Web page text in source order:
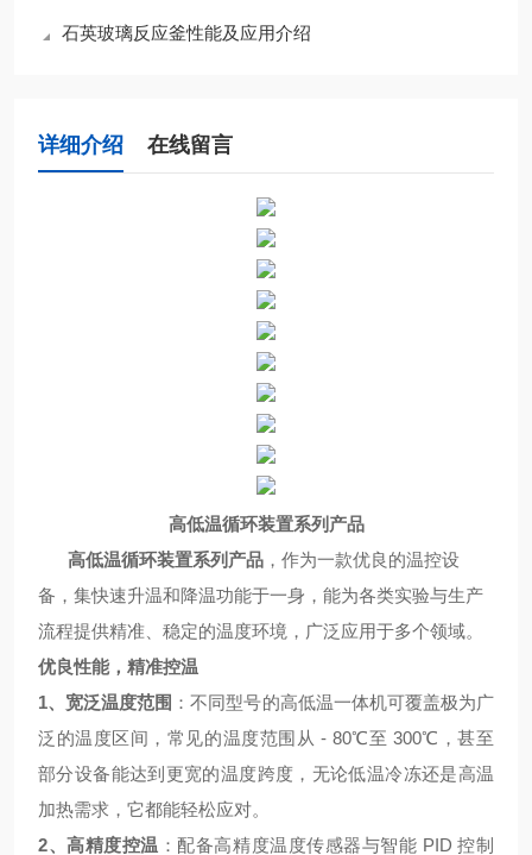
石英玻璃反应釜性能及应用介绍
详细介绍 在线留言
高低温循环装置系列 产品
高低温循环装置系列 产品 ，作为一款优良的温控设
备，集快速升温和降温功能于一身，能为各类实验与生产
流程提供精准、稳定的温度环境，广泛应用于多个领域。
优良性能，精准控温
1、宽泛温度范围 ：不同型号的高低温一体机可覆盖极为广
泛的温度区间，常见的温度范围从 - 80℃至 300℃ ，甚至
部分设备能达到更宽的温度跨度，无论低温冷冻还是高温
加热需求，它都能轻松应对。
2、高精度控温 ：配备高精度温度传感器与智能 PID控制